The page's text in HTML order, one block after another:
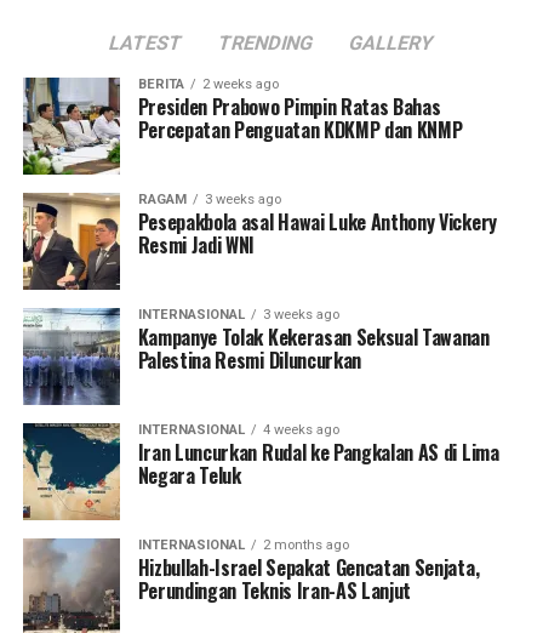
LATEST TRENDING GALLERY
BERITA 2 weeks ago
Presiden Prabowo Pimpin Ratas Bahas
Percepatan Penguatan KDKMP dan KNMP
RAGAM 3 weeks ago
Pesepakbola asal Hawai Luke Anthony Vickery
Resmi Jadi WNI
INTERNASIONAL 3 weeks ago
Kampanye Tolak Kekerasan Seksual Tawanan
Palestina Resmi Diluncurkan
INTERNASIONAL 4 weeks ago
Iran Luncurkan Rudal ke Pangkalan AS di Lima
Negara Teluk
INTERNASIONAL 2 months ago
Hizbullah-Israel Sepakat Gencatan Senjata,
Perundingan Teknis Iran-AS Lanjut